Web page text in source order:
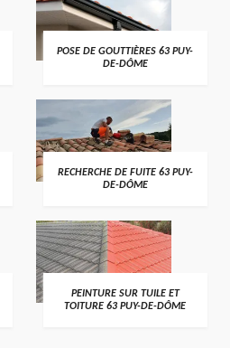
POSE DE GOUTTIÈRES 63 PUY-
DE-DÔME
RECHERCHE DE FUITE 63 PUY-
DE-DÔME
PEINTURE SUR TUILE ET
TOITURE 63 PUY-DE-DÔME